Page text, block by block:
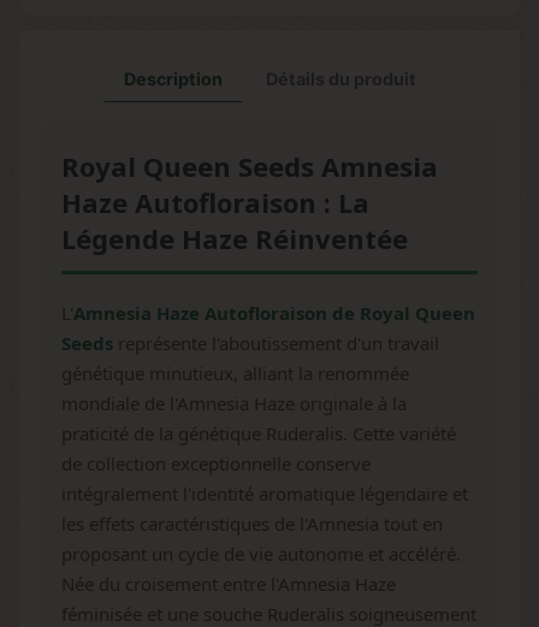
Description
Royal Queen Seeds Amnesia
Haze Autofloraison : La
Légende Haze Réinventée
L'Amnesia Haze Autofloraison de Royal Queen
Seeds représente l'aboutissement d'un travail
génétique minutieux, alliant la renommée
mondiale de l'Amnesia Haze originale à la
praticité de la génétique Ruderalis. Cette variété
de collection exceptionnelle conserve
intégralement l'identité aromatique légendaire et
les effets caractéristiques de l'Amnesia tout en
proposant un cycle de vie autonome et accéléré.
Née du croisement entre l'Amnesia Haze
féminisée et une souche Ruderalis soigneusement